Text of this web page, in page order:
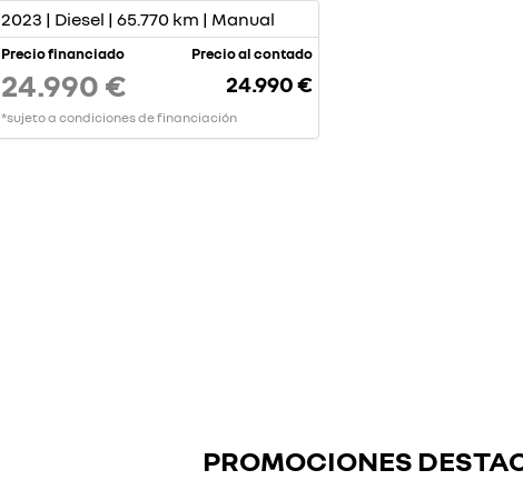
2023 | Diesel | 65.770 km | Manual
Precio financiado
24.990 €
*sujeto a condiciones de financiación
Precio al contado
24.990 €
PROMOCIONES